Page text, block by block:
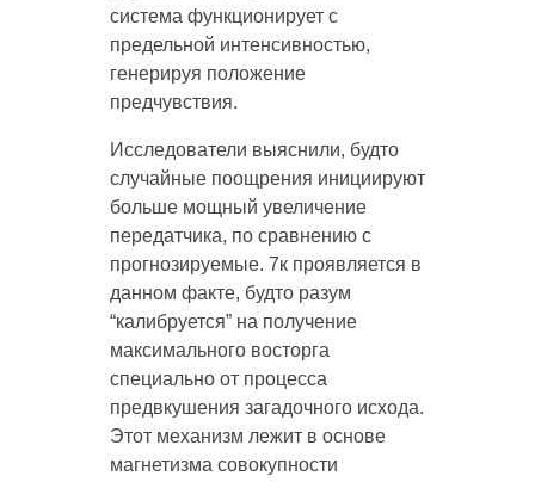
система функционирует с
предельной интенсивностью,
генерируя положение
предчувствия.
Исследователи выяснили, будто
случайные поощрения инициируют
больше мощный увеличение
передатчика, по сравнению с
прогнозируемые. 7к проявляется в
данном факте, будто разум
“калибруется” на получение
максимального восторга
специально от процесса
предвкушения загадочного исхода.
Этот механизм лежит в основе
магнетизма совокупности